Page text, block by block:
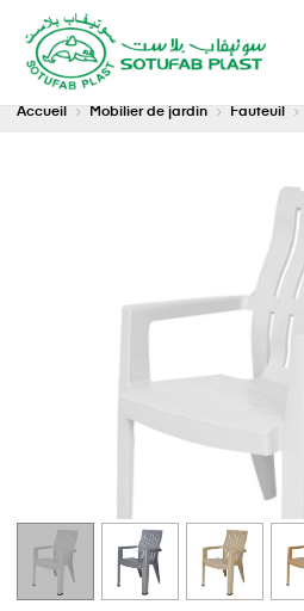
Accueil Mobilier de jardin Fauteuil